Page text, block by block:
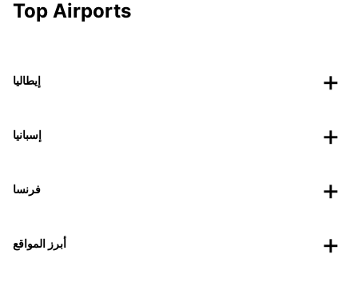
Top Airports
إيطاليا
إسبانيا
فرنسا
أبرز المواقع